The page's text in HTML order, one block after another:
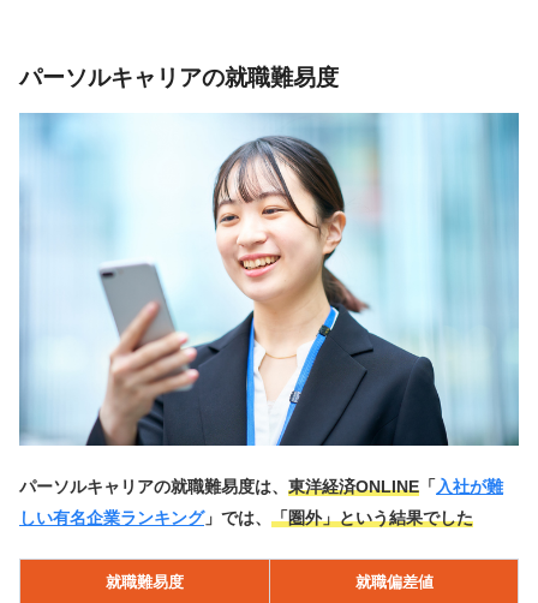
パーソルキャリアの就職難易度
パーソルキャリアの就職難易度は、 東洋経済ONLINE 「 入社が難
しい有名企業ランキング」では、 「圏外」という結果でした
就職難易度 就職偏差値